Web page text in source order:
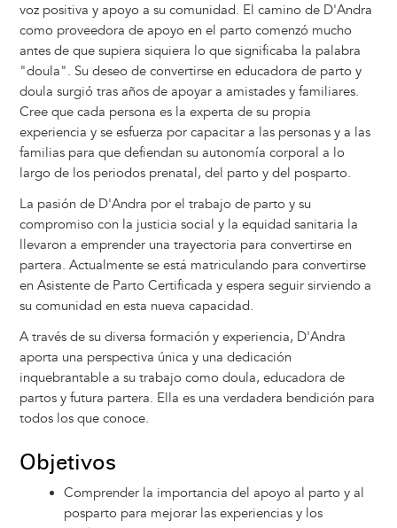
voz positiva y apoyo a su comunidad. El camino de D'Andra
como proveedora de apoyo en el parto comenzó mucho
antes de que supiera siquiera lo que significaba la palabra
"doula". Su deseo de convertirse en educadora de parto y
doula surgió tras años de apoyar a amistades y familiares.
Cree que cada persona es la experta de su propia
experiencia y se esfuerza por capacitar a las personas y a las
familias para que defiendan su autonomía corporal a lo
largo de los periodos prenatal, del parto y del posparto.
La pasión de D'Andra por el trabajo de parto y su
compromiso con la justicia social y la equidad sanitaria la
llevaron a emprender una trayectoria para convertirse en
partera. Actualmente se está matriculando para convertirse
en Asistente de Parto Certificada y espera seguir sirviendo a
su comunidad en esta nueva capacidad.
A través de su diversa formación y experiencia, D'Andra
aporta una perspectiva única y una dedicación
inquebrantable a su trabajo como doula, educadora de
partos y futura partera. Ella es una verdadera bendición para
todos los que conoce.
Objetivos
Comprender la importancia del apoyo al parto y al
posparto para mejorar las experiencias y los